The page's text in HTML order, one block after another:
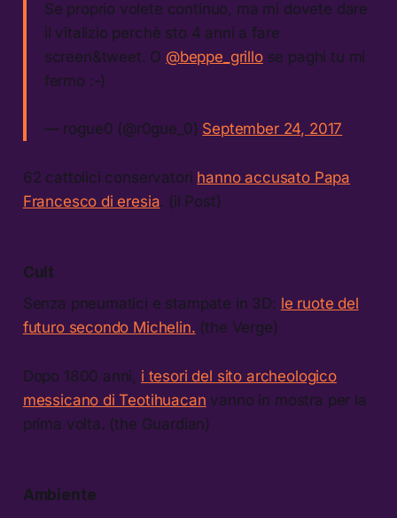
Se proprio volete continuo, ma mi dovete dare
il vitalizio perchè sto 4 anni a fare
screen&tweet. O @beppe_grillose paghi tu mi
fermo :-)
— rogue0 (@r0gue_0) September 24, 2017
62 cattolici conservatori hanno accusato Papa
Francesco di eresia. (il Post)
Cult
Senza pneumatici e stampate in 3D: le ruote del
futuro secondo Michelin. (the Verge)
Dopo 1800 anni, i tesori del sito archeologico
messicano di Teotihuacan vanno in mostra per la
prima volta. (the Guardian)
Ambiente